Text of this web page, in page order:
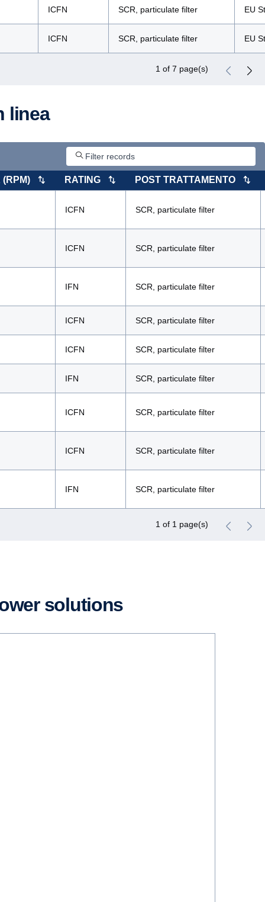
ICFN SCR, particulate filter EU
ICFN SCR, particulate filter EU
1 of 7 page(s)
linea
(RPM) RATING POST TRATTAMENTO
ICFN SCR, particulate filter
ICFN SCR, particulate filter
IFN SCR, particulate filter
ICFN SCR, particulate filter
ICFN SCR, particulate filter
IFN SCR, particulate filter
ICFN SCR, particulate filter
ICFN SCR, particulate filter
IFN SCR, particulate filter
1 of 1 page(s)
solutions